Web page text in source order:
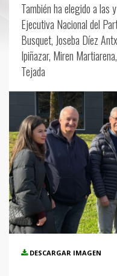
También ha elegido a las
Ejecutiva Nacional del
Busquet, Joseba Díez
Ipiñazar, Miren
Tejada
DESCARGAR IMAGEN